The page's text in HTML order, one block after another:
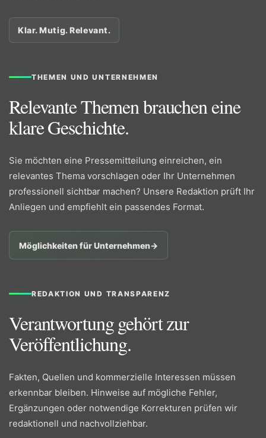
Klar. Mutig. Relevant.
THEMEN UND UNTERNEHMEN
Relevante Themen brauchen eine
klare Geschichte.
Sie möchten eine Pressemitteilung einreichen, ein
relevantes Thema vorschlagen oder Ihr Unternehmen
professionell sichtbar machen? Unsere Redaktion prüft Ihr
Anliegen und empfiehlt ein passendes Format.
Möglichkeiten für Unternehmen→
REDAKTION UND TRANSPARENZ
Verantwortung gehört zur
Veröffentlichung.
Fakten, Quellen und kommerzielle Interessen müssen
erkennbar bleiben. Hinweise auf mögliche Fehler,
Ergänzungen oder notwendige Korrekturen prüfen wir
redaktionell und nachvollziehbar.